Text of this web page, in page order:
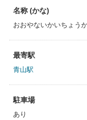
名称 (かな)
おおやないかいちょう
最寄駅
青山駅
駐車場
あり